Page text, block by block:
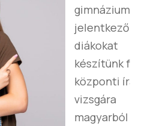
gimnáziumba
jelentkező
diákokat
készítünk fel
központi
vizsgára
magyarból és